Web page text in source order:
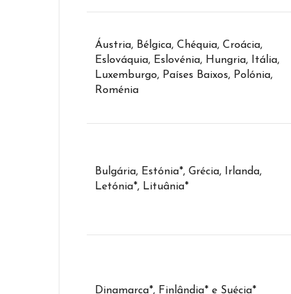
Áustria, Bélgica, Chéquia, Croácia,
Eslováquia, Eslovénia, Hungria, Itália,
Luxemburgo, Países Baixos, Polónia,
Roménia
Bulgária, Estónia*, Grécia, Irlanda,
Letónia*, Lituânia*
Dinamarca*, Finlândia* e Suécia*